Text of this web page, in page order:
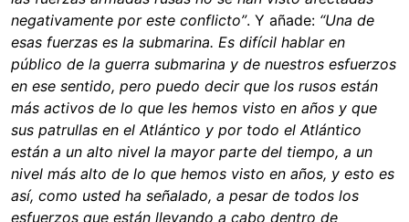
negativamente por este conflicto”. Y añade: “Una de
esas fuerzas es la submarina. Es difícil hablar en
público de la guerra submarina y de nuestros esfuerzos
en ese sentido, pero puedo decir que los rusos están
más activos de lo que les hemos visto en años y que
sus patrullas en el Atlántico y por todo el Atlántico
están a un alto nivel la mayor parte del tiempo, a un
nivel más alto de lo que hemos visto en años, y esto es
así, como usted ha señalado, a pesar de todos los
esfuerzos que están llevando a cabo dentro de